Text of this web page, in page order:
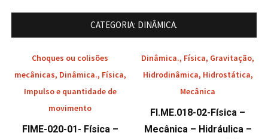
CATEGORIA: DINÂMICA.
Choques ou colisões
mecânicas, Dinâmica., Física,
Impulso e quantidade de
movimento
FIME-020-01- Física –
Dinâmica., Física, Gravitação,
Hidrodinâmica, Hidrostática,
Mecânica
FI.ME.018-02-Física –
Mecânica – Hidráulica –